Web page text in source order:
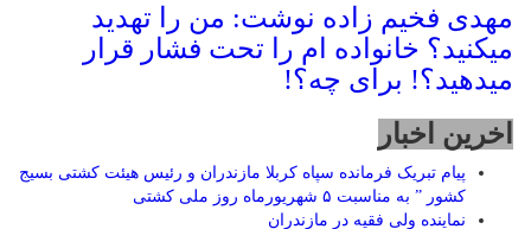
مهدی فخیم زاده نوشت: من را تهدید
میکنید؟ خانواده ام را‌ تحت فشار قرار
میدهید؟! برای چه؟!
اخرین اخبار
پیام تبریک فرمانده سپاه کربلا مازندران و رئیس هیئت کشتی بسیج
کشور ” به مناسبت ۵ شهریورماه روز ملی کشتی
نماينده ولی فقیه در مازندران